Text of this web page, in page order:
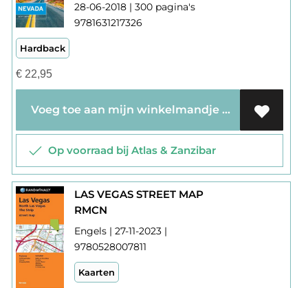
28-06-2018 | 300 pagina's
9781631217326
Hardback
€22,95
Voeg toe aan mijn winkelmandje
Op voorraad bij Atlas & Zanzibar
LAS VEGAS STREET MAP
RMCN
Engels | 27-11-2023 |
9780528007811
Kaarten